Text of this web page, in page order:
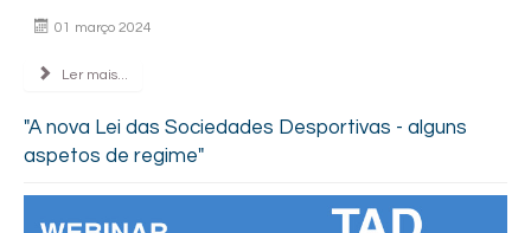
01 março 2024
Ler mais...
"A nova Lei das Sociedades Desportivas - alguns
aspetos de regime"